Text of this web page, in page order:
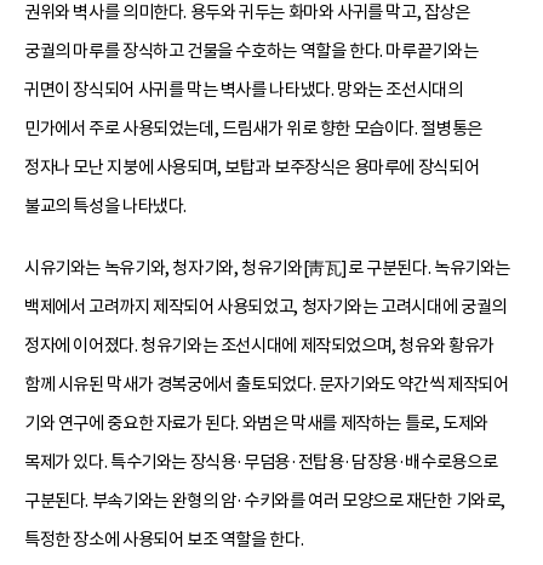
권위와 벽사를 의미한다. 용두와 귀두는 화마와 사귀를 막고, 잡상은
궁궐의 마루를 장식하고 건물을 수호하는 역할을 한다. 마루끝기와는
귀면이 장식되어 사귀를 막는 벽사를 나타냈다. 망와는 조선시대의
민가에서 주로 사용되었는데, 드림새가 위로 향한 모습이다. 절병통은
정자나 모난 지붕에 사용되며, 보탑과 보주장식은 용마루에 장식되어
불교의 특성을 나타냈다.
시유기와는 녹유기와, 청자기와, 청유기와[靑瓦]로 구분된다. 녹유기와는
백제에서 고려까지 제작되어 사용되었고, 청자기와는 고려시대에 궁궐의
정자에 이어졌다. 청유기와는 조선시대에 제작되었으며, 청유와 황유가
함께 시유된 막새가 경복궁에서 출토되었다. 문자기와도 약간씩 제작되어
기와 연구에 중요한 자료가 된다. 와범은 막새를 제작하는 틀로, 도제와
목제가 있다. 특수기와는 장식용·무덤용·전탑용·담장용·배수로용으로
구분된다. 부속기와는 완형의 암·수키와를 여러 모양으로 재단한 기와로,
특정한 장소에 사용되어 보조 역할을 한다.